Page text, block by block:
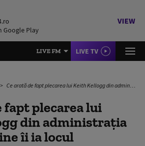
Google Play
VIEW
LIVE FM LIVE TV
Ce arată de fapt plecarea lui Keith Kellogg din administrația Trump și cine îi ia locul
fapt plecarea lui
din administrația
îi ia locul